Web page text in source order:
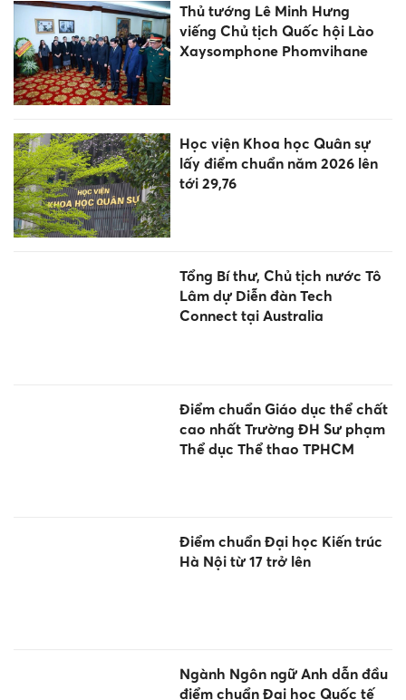
Thủ tướng Lê Minh Hưng
viếng Chủ tịch Quốc hội Lào
Xaysomphone Phomvihane
Học viện Khoa học Quân sự
lấy điểm chuẩn năm 2026 lên
tới 29,76
Tổng Bí thư, Chủ tịch nước Tô
Lâm dự Diễn đàn Tech
Connect tại Australia
Điểm chuẩn Giáo dục thể chất
cao nhất Trường ĐH Sư phạm
Thể dục Thể thao TPHCM
Điểm chuẩn Đại học Kiến trúc
Hà Nội từ 17 trở lên
Ngành Ngôn ngữ Anh dẫn đầu
điểm chuẩn Đại học Quốc tế